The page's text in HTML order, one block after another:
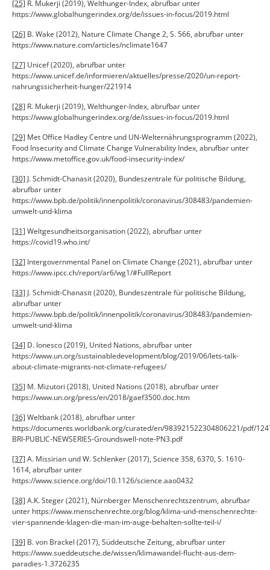
[25] R. Mukerji (2019), Welthunger-Index, abrufbar unter
https://www.globalhungerindex.org/de/issues-in-focus/2019.html
[26] B. Wake (2012), Nature Climate Change 2, S. 566, abrufbar unter
https://www.nature.com/articles/nclimate1647
[27] Unicef (2020), abrufbar unter
https://www.unicef.de/informieren/aktuelles/presse/2020/un-report-
nahrungssicherheit-hunger/221914
[28] R. Mukerji (2019), Welthunger-Index, abrufbar unter
https://www.globalhungerindex.org/de/issues-in-focus/2019.html
[29] Met Office Hadley Centre und UN-Welternährungsprogramm (2022),
Food Insecurity and Climate Change Vulnerability Index, abrufbar unter
https://www.metoffice.gov.uk/food-insecurity-index/
[30] J. Schmidt-Chanasit (2020), Bundeszentrale für politische Bildung,
abrufbar unter
https://www.bpb.de/politik/innenpolitik/coronavirus/308483/pandemien-
umwelt-und-klima
[31] Weltgesundheitsorganisation (2022), abrufbar unter
https://covid19.who.int/
[32] Intergovernmental Panel on Climate Change (2021), abrufbar unter
https://www.ipcc.ch/report/ar6/wg1/#FullReport
[33] J. Schmidt-Chanasit (2020), Bundeszentrale für politische Bildung,
abrufbar unter
https://www.bpb.de/politik/innenpolitik/coronavirus/308483/pandemien-
umwelt-und-klima
[34] D. Ionesco (2019), United Nations, abrufbar unter
https://www.un.org/sustainabledevelopment/blog/2019/06/lets-talk-
about-climate-migrants-not-climate-refugees/
[35] M. Mizutori (2018), United Nations (2018), abrufbar unter
https://www.un.org/press/en/2018/gaef3500.doc.htm
[36] Weltbank (2018), abrufbar unter
https://documents.worldbank.org/curated/en/983921522304806221/pdf/
BRI-PUBLIC-NEWSERIES-Groundswell-note-PN3.pdf
[37] A. Missirian und W. Schlenker (2017), Science 358, 6370, S. 1610-
1614, abrufbar unter
https://www.science.org/doi/10.1126/science.aao0432
[38] A.K. Steger (2021), Nürnberger Menschenrechtszentrum, abrufbar
unter https://www.menschenrechte.org/blog/klima-und-menschenrechte-
vier-spannende-klagen-die-man-im-auge-behalten-sollte-teil-i/
[39] B. von Brackel (2017), Süddeutsche Zeitung, abrufbar unter
https://www.sueddeutsche.de/wissen/klimawandel-flucht-aus-dem-
paradies-1.3726235